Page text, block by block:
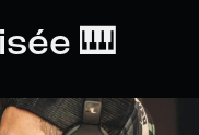
🎹